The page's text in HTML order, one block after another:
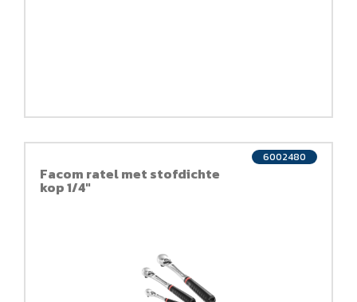
Facom ratel met stofdichte
kop 1/4"
6002480